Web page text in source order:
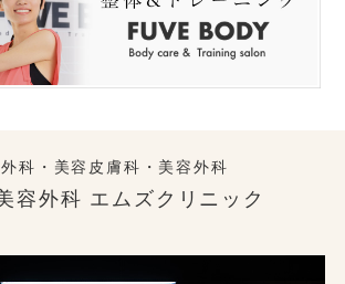
科・美容皮膚科・美容外科
容外科 エムズクリニック